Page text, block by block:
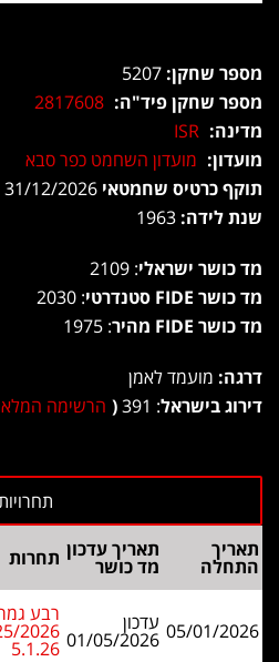
מספר שחקן:
מספר שחקן פיד"ה: 2817608
מדינה: ISR
מועדון: מועדון השחמט כפר סבא
תוקף כרטיס שחמטאי
שנת לידה:
מד כושר ישראלי: 2109
מד כושר FIDE סטנדרטי
: 2030
מד כושר FIDE מהיר
: 1975
דרגה: מועמד לאמן
דירוג בישראל: 391
( הרשימה
תאריך
התחלה
תאריך עדכון
מד כושר תחרות
05/01/2026 עדכון
01/05/2026
רבע
5.1.26